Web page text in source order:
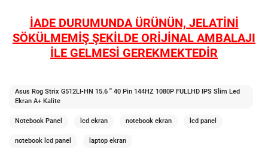
İADE DURUMUNDA ÜRÜNÜN, JELATİNİ
SÖKÜLMEMİŞ ŞEKİLDE ORİJİNAL AMBALAJI
İLE GELMESİ GEREKMEKTEDİR
Asus Rog Strix G512LI-HN 15.6 '' 40 Pin 144HZ 1080P FULLHD IPS Slim Led
Ekran A+ Kalite
Notebook Panel lcd ekran notebook ekran lcd panel
notebook lcd panel laptop ekran